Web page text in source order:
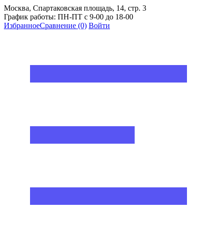
Москва, Спартаковская площадь, 14, стр. 3
График работы: ПН-ПТ с 9-00 до 18-00
ИзбранноеСравнение (0) Войти